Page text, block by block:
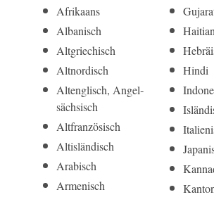
Afrikaans
Albanisch
Altgriechisch
Altnordisch
Alt­englisch, Angel­
sächsisch
Alt­französisch
Alt­isländisch
Arabisch
Armenisch
Hindi